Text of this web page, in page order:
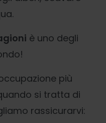
è uno degli
più
si tratta di
rassicurarvi: